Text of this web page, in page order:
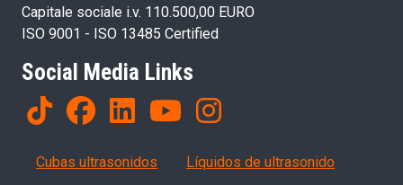
Capitale sociale i.v. 110.500,00 EURO
ISO 9001 - ISO 13485 Certified
Social Media Links
Products
Cubas ultrasonidos Líquidos de ultrasonido